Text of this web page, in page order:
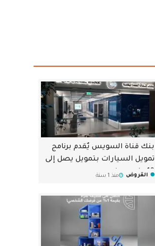
بنك قناة السويس يٌقدم برنامج
تمويل السيارات بتمويل يصل إلى
10 مليون جنيهالقروض منذ 1 سنة